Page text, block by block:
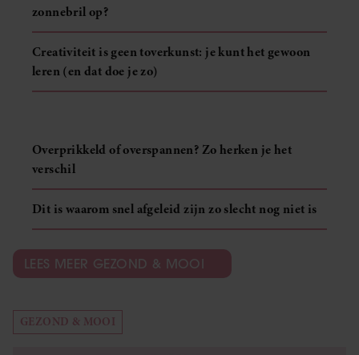
zonnebril op?
Creativiteit is geen toverkunst: je kunt het gewoon
leren (en dat doe je zo)
Overprikkeld of overspannen? Zo herken je het
verschil
Dit is waarom snel afgeleid zijn zo slecht nog niet is
LEES MEER GEZOND & MOOI
GEZOND & MOOI